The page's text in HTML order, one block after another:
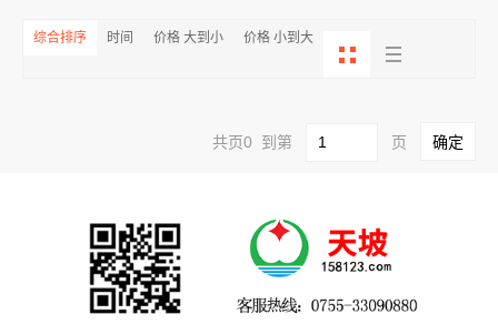
综合排序 时间 价格 大到小 价格 小到大
共页0 到第 页